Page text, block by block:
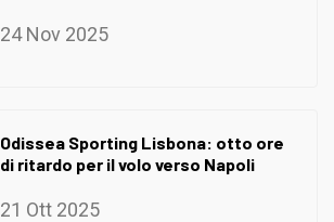
24 Nov 2025
Odissea Sporting Lisbona: otto ore
di ritardo per il volo verso Napoli
21 Ott 2025